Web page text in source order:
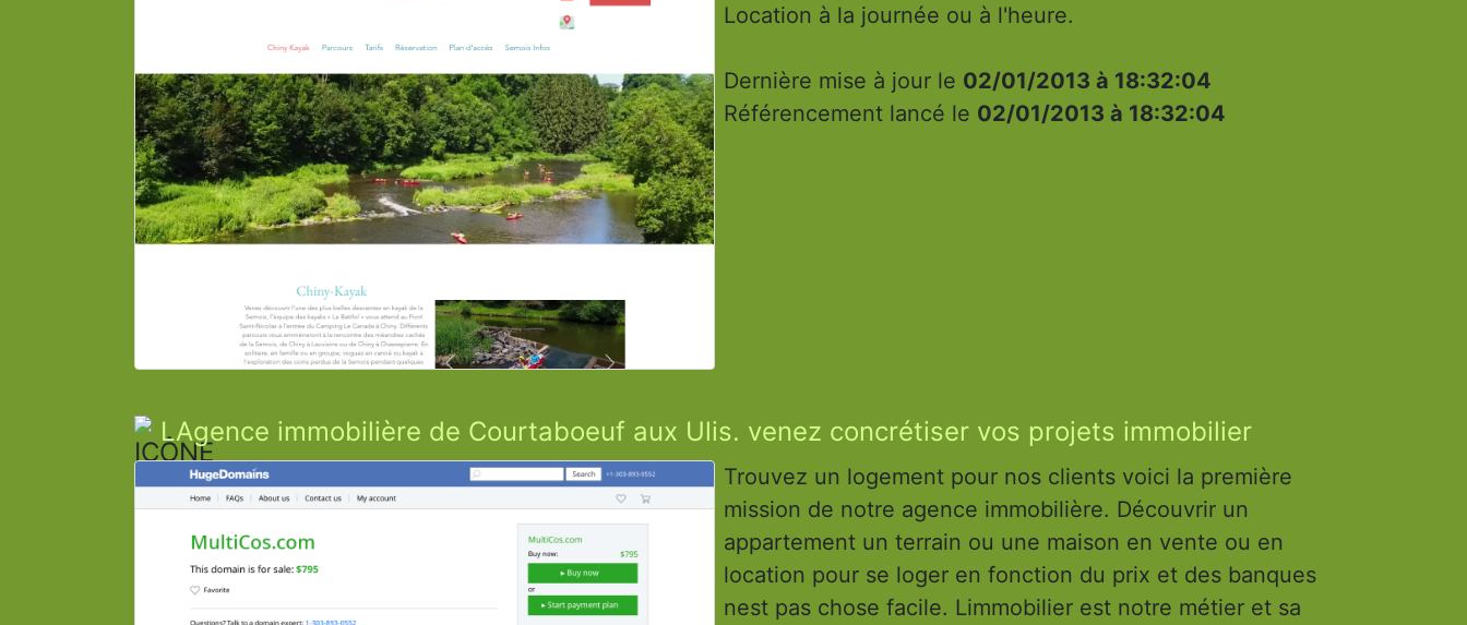
Location à la journée ou à l'heure.
Dernière mise à jour le 02/01/2013 à 18:32:04
Référencement lancé le 02/01/2013 à 18:32:04
LAgence immobilière de Courtaboeuf aux Ulis. venez concrétiser vos projets immobilier
Trouvez un logement pour nos clients voici la première
mission de notre agence immobilière. Découvrir un
appartement un terrain ou une maison en vente ou en
location pour se loger en fonction du prix et des banques
nest pas chose facile. Limmobilier est notre métier et sa